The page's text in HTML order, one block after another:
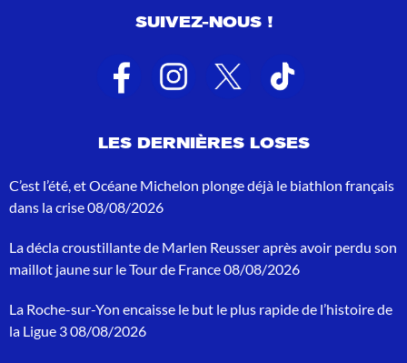
l
a
t
s
r
c
c
h
o
SUIVEZ-NOUS !
LES DERNIÈRES LOSES
C’est l’été, et Océane Michelon plonge déjà le biathlon français
dans la crise08/08/2026
La décla croustillante de Marlen Reusser après avoir perdu son
maillot jaune sur le Tour de France08/08/2026
La Roche-sur-Yon encaisse le but le plus rapide de l’histoire de
la Ligue 308/08/2026